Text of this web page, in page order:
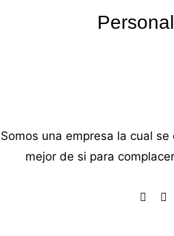
Somos una empresa la cual
mejor de si para